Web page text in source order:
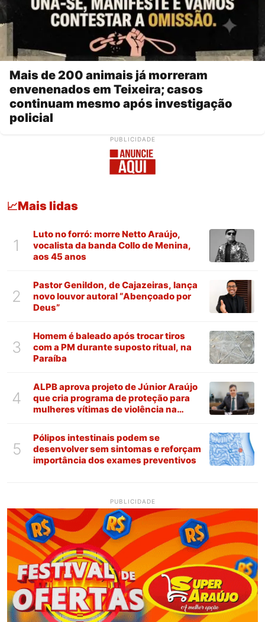
Mais de 200 animais já morreram
envenenados em Teixeira; casos
continuam mesmo após investigação
policial
PUBLICIDADE
📈Mais lidas
1
Luto no forró: morre Netto Araújo,
vocalista da banda Collo de Menina,
aos 45 anos
2
Pastor Genildon, de Cajazeiras, lança
novo louvor autoral “Abençoado por
Deus”
3
Homem é baleado após trocar tiros
com a PM durante suposto ritual, na
Paraíba
4
ALPB aprova projeto de Júnior Araújo
que cria programa de proteção para
mulheres vítimas de violência na
5
Pólipos intestinais podem se
desenvolver sem sintomas e reforçam
importância dos exames preventivos
PUBLICIDADE